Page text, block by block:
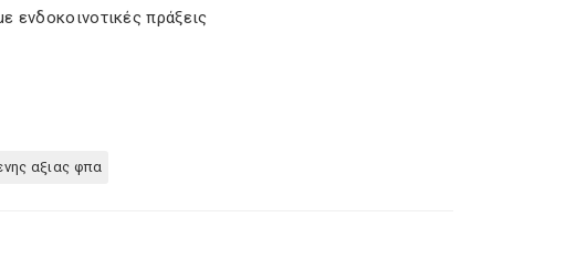
ενδοκοινοτικές πράξεις
αξιας φπα